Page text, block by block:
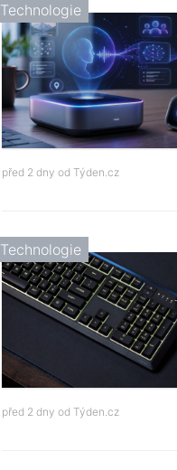
Technologie
před 2 dny od Týden.cz
Technologie
před 2 dny od Týden.cz